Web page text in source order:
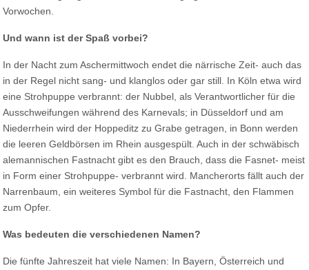
Vorwochen.
Und wann ist der Spaß vorbei?
In der Nacht zum Aschermittwoch endet die närrische Zeit- auch das
in der Regel nicht sang- und klanglos oder gar still. In Köln etwa wird
eine Strohpuppe verbrannt: der Nubbel, als Verantwortlicher für die
Ausschweifungen während des Karnevals; in Düsseldorf und am
Niederrhein wird der Hoppeditz zu Grabe getragen, in Bonn werden
die leeren Geldbörsen im Rhein ausgespült. Auch in der schwäbisch
alemannischen Fastnacht gibt es den Brauch, dass die Fasnet- meist
in Form einer Strohpuppe- verbrannt wird. Mancherorts fällt auch der
Narrenbaum, ein weiteres Symbol für die Fastnacht, den Flammen
zum Opfer.
Was bedeuten die verschiedenen Namen?
Die fünfte Jahreszeit hat viele Namen: In Bayern, Österreich und